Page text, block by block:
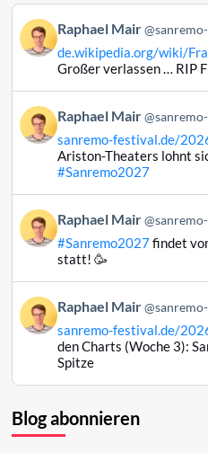
Beitrag
von
Raphael
Bluesky
ansehen
Raphael Mair
de.wikipedia.org/wiki/
Großer verlassen … RIP
Beitrag
von
Raphael
ansehen
Raphael Mair
sanremo-festival.de/
Ariston-Theaters lohnt
#Sanremo2027
Beitrag
von
Raphael
Bluesky
ansehen
Raphael Mair
#Sanremo2027findet
statt! 🥳
Beitrag
von
Raphael
ansehen
Raphael Mair
sanremo-festival.de/
den Charts (Woche 3):
Spitze
Blog abonnieren